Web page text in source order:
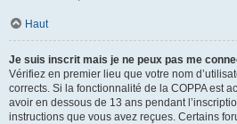
Haut
Je suis inscrit mais je ne peux pas me
Vérifiez en premier lieu que votre nom
corrects. Si la fonctionnalité de la COPPA est
avoir en dessous de 13 ans pendant
instructions que vous avez reçues. Certains